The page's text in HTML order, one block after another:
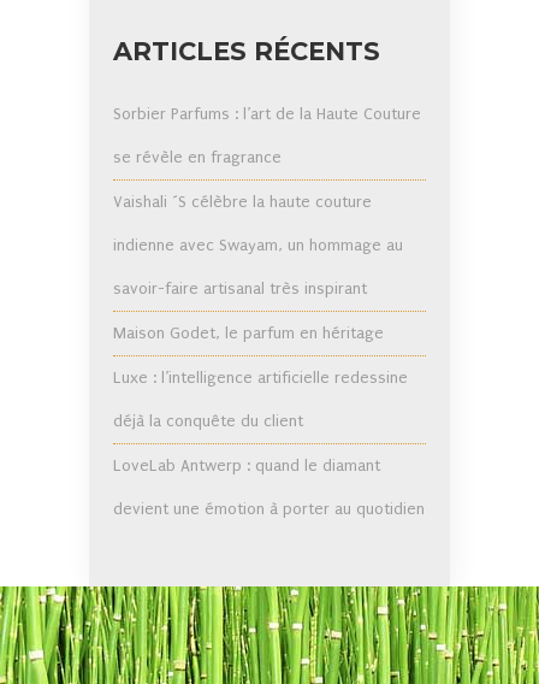
ARTICLES RÉCENTS
Sorbier Parfums : l’art de la Haute Couture
se révèle en fragrance
Vaishali ´S célèbre la haute couture
indienne avec Swayam, un hommage au
savoir-faire artisanal très inspirant
Maison Godet, le parfum en héritage
Luxe : l’intelligence artificielle redessine
déjà la conquête du client
LoveLab Antwerp : quand le diamant
devient une émotion à porter au quotidien